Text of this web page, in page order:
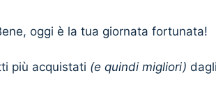
oggi è la tua giornata fortunata!
più acquistati (e quindi migliori)